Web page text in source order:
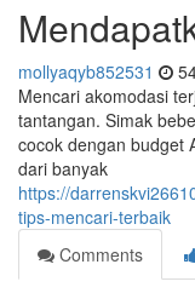
mollyaqyb852531
Mencari akomodasi
tantangan. Simak
cocok dengan budget
dari banyak
https://
tips-mencari-terbaik
Comments